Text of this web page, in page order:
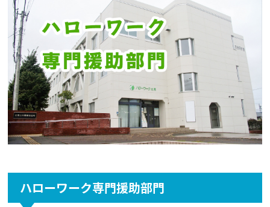
ハローワーク専門援助部門